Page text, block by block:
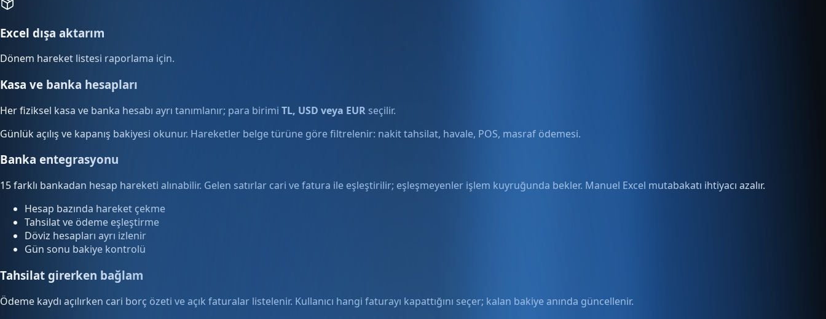
Excel dışa aktarım
Dönem hareket listesi raporlama için.
Kasa ve banka hesapları
Her fiziksel kasa ve banka hesabı ayrı tanımlanır; para birimi TL, USD veya EUR seçilir.
Günlük açılış ve kapanış bakiyesi okunur. Hareketler belge türüne göre filtrelenir: nakit tahsilat, havale, POS, masraf ödemesi.
Banka entegrasyonu
15 farklı bankadan hesap hareketi alınabilir. Gelen satırlar cari ve fatura ile eşleştirilir; eşleşmeyenler işlem kuyruğunda bekler. Manuel Excel mutabakatı ihtiyacı azalır.
Hesap bazında hareket çekme
Tahsilat ve ödeme eşleştirme
Döviz hesapları ayrı izlenir
Gün sonu bakiye kontrolü
Tahsilat girerken bağlam
Ödeme kaydı açılırken cari borç özeti ve açık faturalar listelenir. Kullanıcı hangi faturayı kapattığını seçer; kalan bakiye anında güncellenir.